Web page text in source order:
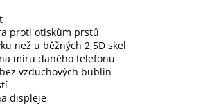
proti otiskům prstů
než u běžných 2,5D skel
míru daného telefonu
vzduchových bublin
displeje